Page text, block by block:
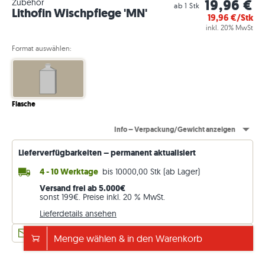
Zubehör
Lithofin Wischpflege 'MN' ab 1 Stk 19,96 €
19,96 €/Stk
inkl. 20% MwSt
Format auswählen:
Flasche
Info – Verpackung/Gewicht anzeigen
Lieferverfügbarkeiten – permanent aktualisiert
4 - 10 Werktage bis 10000,00 Stk (ab Lager)
Versand frei ab 5.000€
sonst 199€. Preise inkl. 20 % MwSt.
Lieferdetails ansehen
Anfrage für Geschäftskunden
Menge wählen & in den Warenkorb